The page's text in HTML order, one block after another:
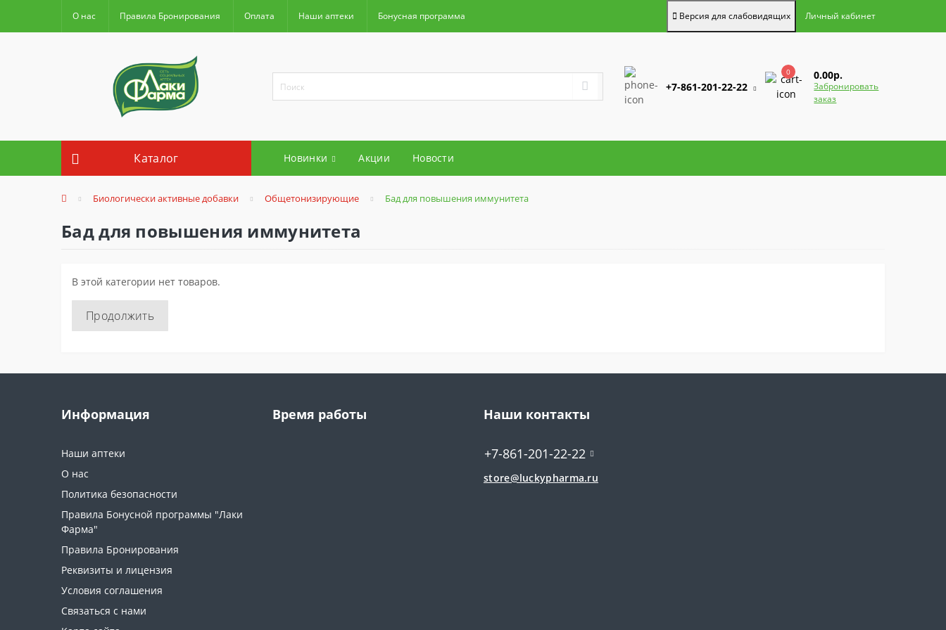
О нас Правила Бронирования Оплата Наши аптеки Бонусная программа Версия для слабовидящих Личный кабинет
+7-861-201-22-22
0 0.00р.
Забронировать
заказ
Каталог Новинки Акции Новости
Биологически активные добавки Общетонизирующие Бад для повышения иммунитета
Бад для повышения иммунитета
В этой категории нет товаров.
Продолжить
Информация
Наши аптеки
О нас
Политика безопасности
Правила Бонусной программы "Лаки
Фарма"
Правила Бронирования
Реквизиты и лицензия
Условия соглашения
Связаться с нами
Время работы Наши контакты
+7-861-201-22-22
store@luckypharma.ru